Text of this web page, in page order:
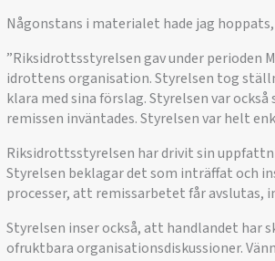
Någonstans i materialet hade jag
”Riksidrottsstyrelsen gav under perioden
idrottens organisation. Styrelsen tog
klara med sina förslag. Styrelsen var
remissen inväntades. Styrelsen var helt
Riksidrottsstyrelsen har drivit sin
Styrelsen beklagar det som inträffat och
processer, att remissarbetet får avslutas,
Styrelsen inser också, att handlandet har
ofruktbara organisationsdiskussioner.